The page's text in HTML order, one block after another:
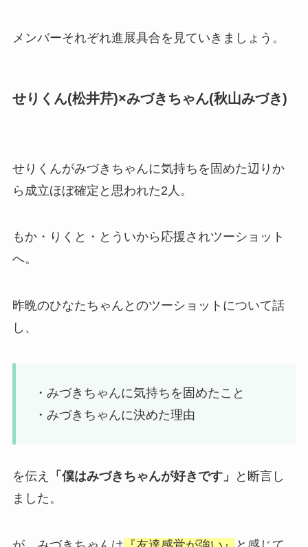
メンバーそれぞれ進展具合を見ていきましょう。
せりくん(松井芹)×みづきちゃん(秋山みづき)
せりくんがみづきちゃんに気持ちを固めた辺りか
ら成立ほぼ確定と思われた2人。
もか・りくと・とういから応援されツーショット
へ。
昨晩のひなたちゃんとのツーショットについて話
し、
・みづきちゃんに気持ちを固めたこと
・みづきちゃんに決めた理由
を伝え 「僕はみづきちゃんが好きです」
と断言し
ました。